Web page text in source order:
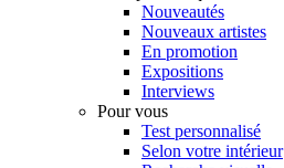
Nouveautés
Nouveaux artistes
En promotion
Expositions
Interviews
Pour vous
Test personnalisé
Selon votre intérieur